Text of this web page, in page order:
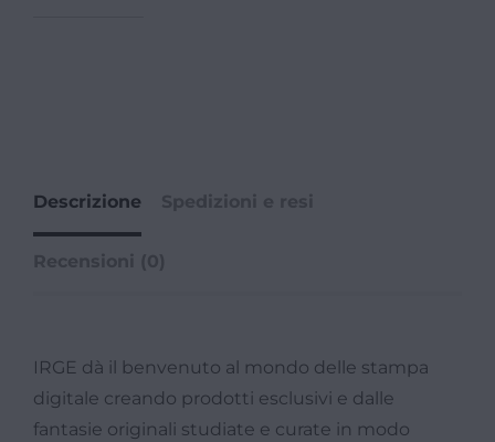
Descrizione
IRGE dà il benvenuto al mondo delle stampa
digitale creando prodotti esclusivi e dalle
fantasie originali studiate e curate in modo